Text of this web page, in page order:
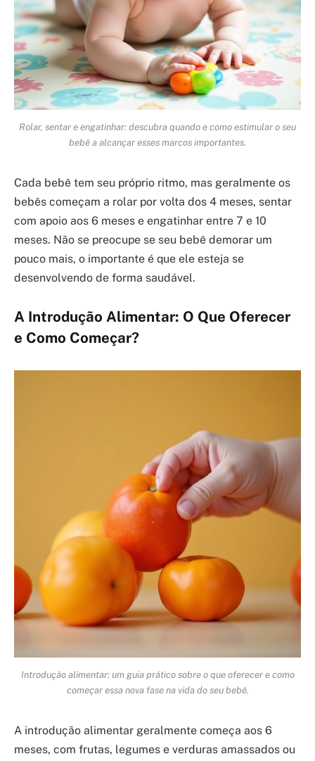
Rolar, sentar e engatinhar: descubra quando e como estimular o seu
bebê a alcançar esses marcos importantes.
Cada bebê tem seu próprio ritmo, mas geralmente os
bebês começam a rolar por volta dos 4 meses, sentar
com apoio aos 6 meses e engatinhar entre 7 e 10
meses. Não se preocupe se seu bebê demorar um
pouco mais, o importante é que ele esteja se
desenvolvendo de forma saudável.
A Introdução Alimentar: O Que Oferecer
e Como Começar?
Introdução alimentar: um guia prático sobre o que oferecer e como
começar essa nova fase na vida do seu bebê.
A introdução alimentar geralmente começa aos 6
meses, com frutas, legumes e verduras amassados ou